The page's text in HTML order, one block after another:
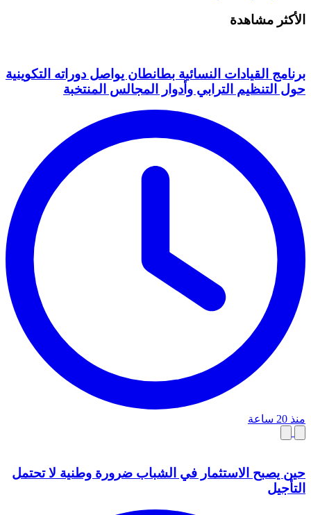
الأكثر مشاهدة
برنامج القيادات النسائية بطانطان يواصل دوراته التكوينية
حول التنظيم الترابي وأدوار المجالس المنتخبة
منذ 20 ساعة
حين يصبح الاستثمار في الشباب ضرورة وطنية لا تحتمل
التأجيل